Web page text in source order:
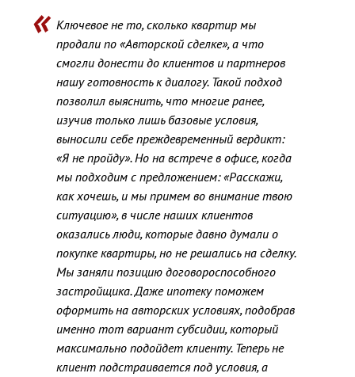
Ключевое не то, сколько квартир мы
продали по «Авторской сделке», а что
смогли донести до клиентов и партнеров
нашу готовность к диалогу. Такой подход
позволил выяснить, что многие ранее,
изучив только лишь базовые условия,
выносили себе преждевременный вердикт:
«Я не пройду». Но на встрече в офисе, когда
мы подходим с предложением: «Расскажи,
как хочешь, и мы примем во внимание твою
ситуацию», в числе наших клиентов
оказались люди, которые давно думали о
покупке квартиры, но не решались на сделку.
Мы заняли позицию договороспособного
застройщика. Даже ипотеку поможем
оформить на авторских условиях, подобрав
именно тот вариант субсидии, который
максимально подойдет клиенту. Теперь не
клиент подстраивается под условия, а